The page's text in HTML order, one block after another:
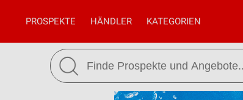
PROSPEKTE HÄNDLER KATEGORIEN